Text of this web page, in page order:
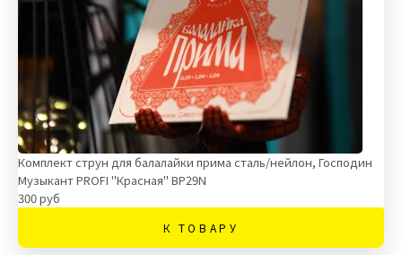
Комплект струн для балалайки прима сталь/нейлон, Господин
Музыкант PROFI "Красная" BP29N
300 руб
К ТОВАРУ